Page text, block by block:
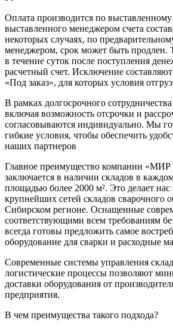
Оплата производится по
выставленного менеджером счета
некоторых случаях, по
менеджером, срок может быть продлен.
в течение суток после поступления
расчетный счет. Исключение
«Под заказ», для которых условия
В рамках долгосрочного
включая возможность отсрочки и
согласовываются индивидуально. Мы
гибкие условия, чтобы обеспечить
наших партнеров
Главное преимущество компании
заключается в наличии складов в
площадью более 2000 м². Это делает нас
крупнейших сетей складов сварочного
Сибирском регионе. Оснащенные
соответствующими всем требованиям
всегда готовы предложить самое
оборудование для сварки и расходные
Современные системы управления
логистические процессы позволяют
доставки оборудования от
предприятия.
В чем преимущества такого подхода?